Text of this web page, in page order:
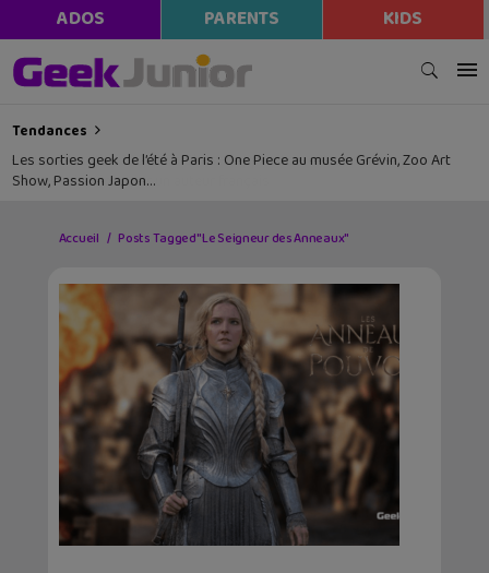
ADOS PARENTS KIDS
Tendances
Les sorties geek de l’été à Paris : One Piece au musée Grévin, Zoo Art
Show, Passion Japon…
Accueil Posts Tagged "Le Seigneur des Anneaux"